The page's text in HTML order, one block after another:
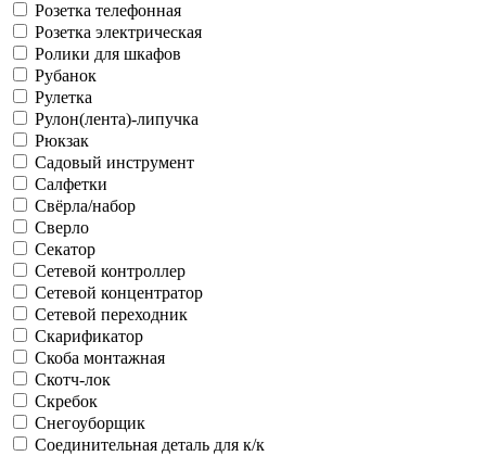
Розетка телефонная
Розетка электрическая
Ролики для шкафов
Рубанок
Рулетка
Рулон(лента)-липучка
Рюкзак
Садовый инструмент
Салфетки
Свёрла/набор
Сверло
Секатор
Сетевой контроллер
Сетевой концентратор
Сетевой переходник
Скарификатор
Скоба монтажная
Скотч-лок
Скребок
Снегоуборщик
Соединительная деталь для к/к